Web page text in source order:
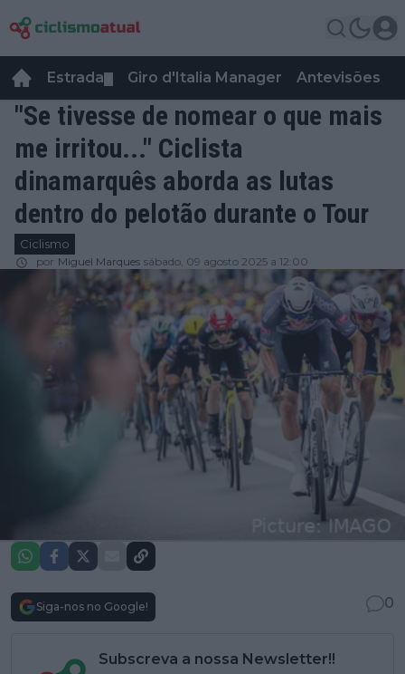
Estrada Giro d'Italia Manager Antevisões
"Se tivesse de nomear o que mais
me irritou..." Ciclista
dinamarquês aborda as lutas
dentro do pelotão durante o Tour
Ciclismo
por Miguel Marques sábado, 09 agosto 2025 a 12:00
Siga-nos no Google! 0
Subscreva a nossa Newsletter!!